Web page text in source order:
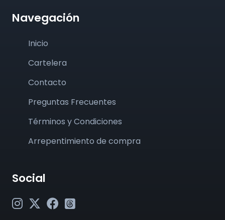
Navegación
Inicio
Cartelera
Contacto
Preguntas Frecuentes
Términos y Condiciones
Arrepentimiento de compra
Social